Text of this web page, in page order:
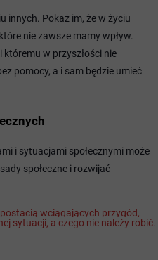
innych. Pokaż im, że w życiu
nie zawsze mamy wpływ.
któremu w przyszłości nie
pomocy, a i sam będzie umieć
i sytuacjami społecznymi może
społeczne i rozwijać
wciągających przygód,
sytuacji, a czego nie należy robić.